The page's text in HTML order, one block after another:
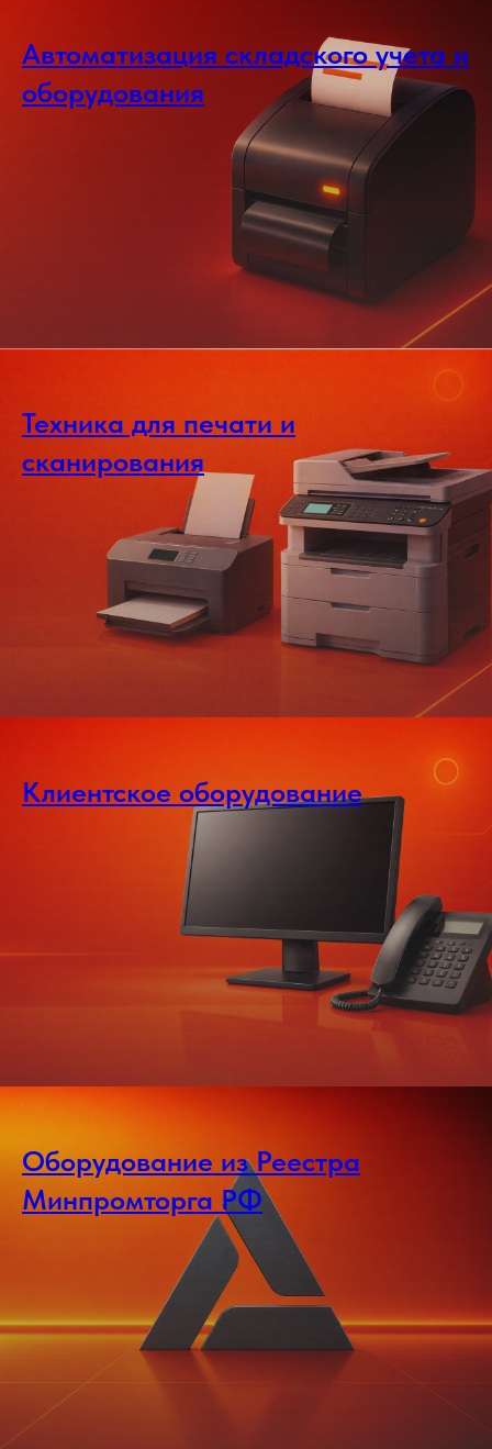
Автоматизация складского учета и
оборудования
Техника для печати и
сканирования
Клиентское оборудование
Оборудование из Реестра
Минпромторга РФ